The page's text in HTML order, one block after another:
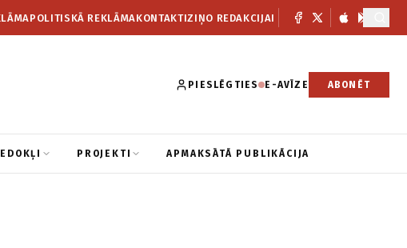
POLITISKĀ REKLĀMAKONTAKTIZIŅO REDAKCIJAI
PIESLĒGTIES E-AVĪZE ABONĒT
PROJEKTI APMAKSĀTĀ PUBLIKĀCIJA